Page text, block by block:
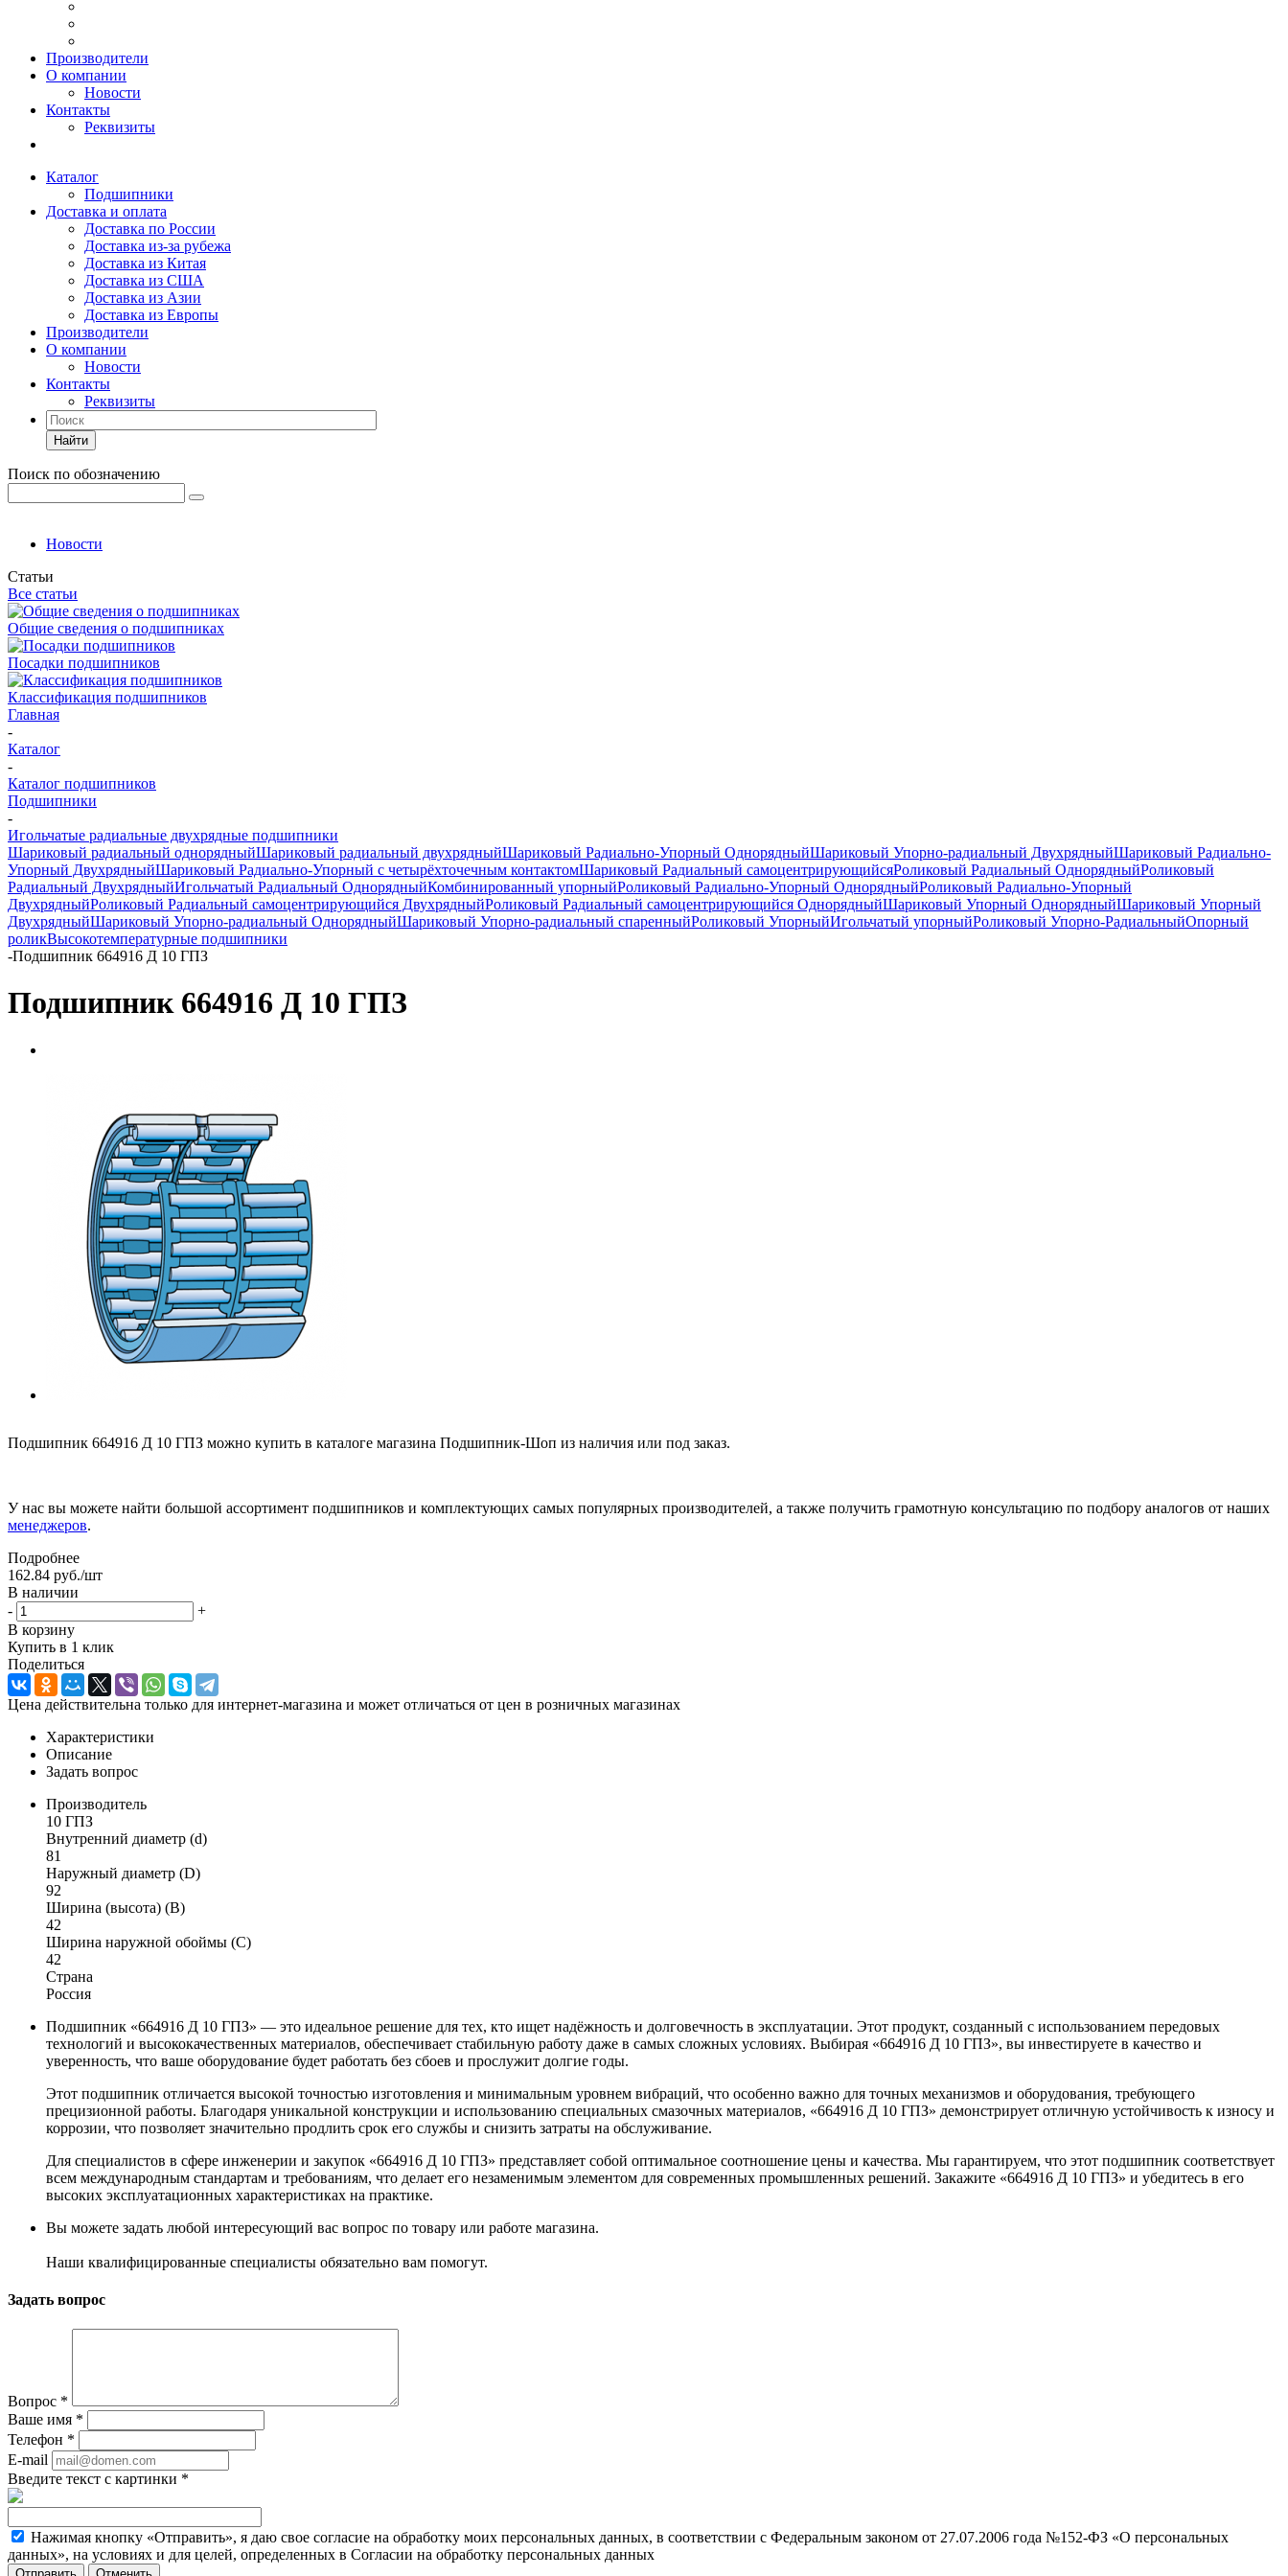
Производители
О компании
Новости
Контакты
Реквизиты
Каталог
Подшипники
Доставка и оплата
Доставка по России
Доставка из-за рубежа
Доставка из Китая
Доставка из США
Доставка из Азии
Доставка из Европы
Производители
О компании
Новости
Контакты
Реквизиты
Найти
Поиск по обозначению
Новости
Статьи
Все статьи
Общие сведения о подшипниках
Посадки подшипников
Классификация подшипников
Главная
-
Каталог
-
Каталог подшипников
Подшипники
-
Игольчатые радиальные двухрядные подшипники
Шариковый радиальный однорядныйШариковый радиальный двухрядныйШариковый Радиально-Упорный ОднорядныйШариковый Упорно-радиальный ДвухрядныйШариковый Радиально-
Упорный ДвухрядныйШариковый Радиально-Упорный с четырёхточечным контактомШариковый Радиальный самоцентрирующийсяРоликовый Радиальный ОднорядныйРоликовый
Радиальный ДвухрядныйИгольчатый Радиальный ОднорядныйКомбинированный упорныйРоликовый Радиально-Упорный ОднорядныйРоликовый Радиально-Упорный
ДвухрядныйРоликовый Радиальный самоцентрирующийся ДвухрядныйРоликовый Радиальный самоцентрирующийся ОднорядныйШариковый Упорный ОднорядныйШариковый Упорный
ДвухрядныйШариковый Упорно-радиальный ОднорядныйШариковый Упорно-радиальный спаренныйРоликовый УпорныйИгольчатый упорныйРоликовый Упорно-РадиальныйОпорный
роликВысокотемпературные подшипники
-Подшипник 664916 Д 10 ГПЗ
Подшипник 664916 Д 10 ГПЗ
Подшипник 664916 Д 10 ГПЗ можно купить в каталоге магазина Подшипник-Шоп из наличия или под заказ.
У нас вы можете найти большой ассортимент подшипников и комплектующих самых популярных производителей, а также получить грамотную консультацию по подбору аналогов от наших
менеджеров.
Подробнее
162.84 руб./шт
В наличии
-
+
В корзину
Купить в 1 клик
Поделиться
Цена действительна только для интернет-магазина и может отличаться от цен в розничных магазинах
Характеристики
Описание
Задать вопрос
Производитель
10 ГПЗ
Внутренний диаметр (d)
81
Наружный диаметр (D)
92
Ширина (высота) (B)
42
Ширина наружной обоймы (C)
42
Страна
Россия
Подшипник «664916 Д 10 ГПЗ» — это идеальное решение для тех, кто ищет надёжность и долговечность в эксплуатации. Этот продукт, созданный с использованием передовых
технологий и высококачественных материалов, обеспечивает стабильную работу даже в самых сложных условиях. Выбирая «664916 Д 10 ГПЗ», вы инвестируете в качество и
уверенность, что ваше оборудование будет работать без сбоев и прослужит долгие годы.
Этот подшипник отличается высокой точностью изготовления и минимальным уровнем вибраций, что особенно важно для точных механизмов и оборудования, требующего
прецизионной работы. Благодаря уникальной конструкции и использованию специальных смазочных материалов, «664916 Д 10 ГПЗ» демонстрирует отличную устойчивость к износу и
коррозии, что позволяет значительно продлить срок его службы и снизить затраты на обслуживание.
Для специалистов в сфере инженерии и закупок «664916 Д 10 ГПЗ» представляет собой оптимальное соотношение цены и качества. Мы гарантируем, что этот подшипник соответствует
всем международным стандартам и требованиям, что делает его незаменимым элементом для современных промышленных решений. Закажите «664916 Д 10 ГПЗ» и убедитесь в его
высоких эксплуатационных характеристиках на практике.
Вы можете задать любой интересующий вас вопрос по товару или работе магазина.
Наши квалифицированные специалисты обязательно вам помогут.
Задать вопрос
Вопрос *
Ваше имя *
Телефон *
E-mail
Введите текст с картинки *
Нажимая кнопку «Отправить», я даю свое согласие на обработку моих персональных данных, в соответствии с Федеральным законом от 27.07.2006 года №152-ФЗ «О персональных
данных», на условиях и для целей, определенных в Согласии на обработку персональных данных